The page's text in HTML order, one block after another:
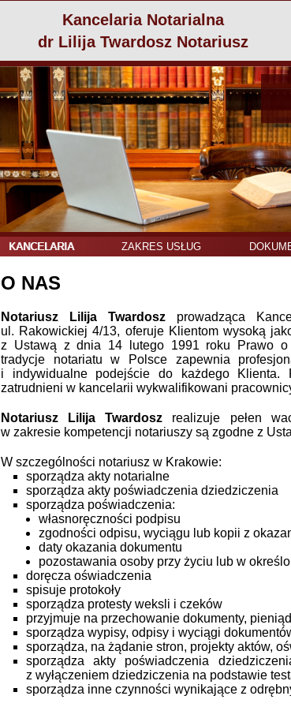
Kancelaria Notarialna
dr Lilija Twardosz Notariusz
KANCELARIA ZAKRES USŁUG
O NAS
Notariusz Lilija Twardosz prowadząca
ul. Rakowickiej 4/13, oferuje Klientom wysoką
z Ustawą z dnia 14 lutego 1991 roku Prawo o
tradycje notariatu w Polsce zapewnia
i indywidualne podejście do każdego Klienta.
zatrudnieni w kancelarii wykwalifikowani
Notariusz Lilija Twardosz realizuje pełen
w zakresie kompetencji notariuszy są zgodne z
W szczególności notariusz w Krakowie:
sporządza akty notarialne
sporządza akty poświadczenia dziedziczenia
sporządza poświadczenia:
własnoręczności podpisu
zgodności odpisu, wyciągu lub kopii z
daty okazania dokumentu
pozostawania osoby przy życiu lub w
doręcza oświadczenia
spisuje protokoły
sporządza protesty weksli i czeków
przyjmuje na przechowanie dokumenty,
sporządza wypisy, odpisy i wyciągi
sporządza, na żądanie stron, projekty aktów,
sporządza akty poświadczenia
z wyłączeniem dziedziczenia na podstawie
sporządza inne czynności wynikające z